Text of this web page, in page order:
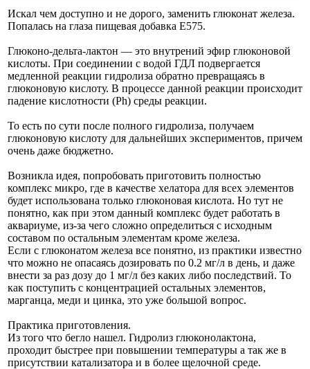
Искал чем доступно и не дорого, заменить глюконат железа.
Попалась на глаза пищевая добавка E575.
Глюконо-дельта-лактон — это внутрений эфир глюконовой
кислоты. При соединении с водой ГДЛ подвергается
медленной реакции гидролиза обратно превращаясь в
глюконовую кислоту. В процессе данной реакции происходит
падение кислотности (Ph) среды реакции.
То есть по сути после полного гидролиза, получаем
глюконовую кислоту для дальнейших экспериментов, причем
очень даже бюджетно.
Возникла идея, попробовать приготовить полностью
комплекс микро, где в качестве хелатора для всех элементов
будет использована только глюконовая кислота. Но тут не
понятно, как при этом данный комплекс будет работать в
аквариуме, из-за чего сложно определиться с исходным
составом по остальным элементам кроме железа.
Если с глюконатом железа все понятно, из практики известно
что можно не опасаясь дозировать по 0.2 мг/л в день, и даже
внести за раз дозу до 1 мг/л без каких либо последствий. То
как поступить с концентрацией остальных элементов,
марганца, меди и цинка, это уже большой вопрос.
Практика приготовления.
Из того что бегло нашел. Гидролиз глюконолактона,
проходит быстрее при повышении температуры а так же в
присутствии катализатора и в более щелочной среде.